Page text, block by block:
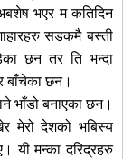
भएर म कतिदिन
सडकमै बस्ती
छन तर ति भन्दा
बाँचेका छन।
भाँडो बनाएका छन।
मेरो देशको भबिस्य
यी मन्का दरिद्रहरु